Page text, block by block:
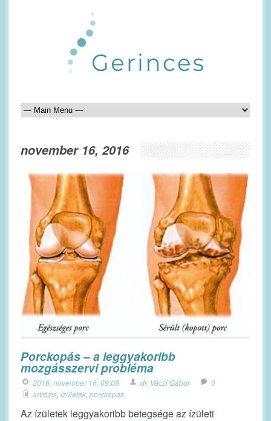
november 16, 2016
Porckopás – a leggyakoribb
mozgásszervi probléma
2016. november 16. 09:08 dr. Váczi Gábor
0
artrózis, ízületek, porckopás
Az ízületek leggyakoribb betegsége az ízületi